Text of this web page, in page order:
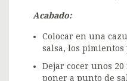
Acabado:
Colocar en una
salsa, los
Dejar cocer unos
poner a punto de